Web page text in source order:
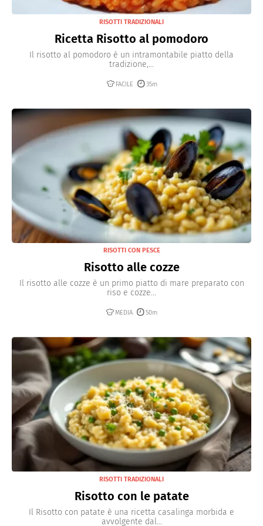
RISOTTI TRADIZIONALI
Ricetta Risotto al pomodoro
Il risotto al pomodoro è un intramontabile piatto della
tradizione,...
FACILE 35m
RISOTTI CON PESCE
Risotto alle cozze
Il risotto alle cozze è un primo piatto di mare preparato con
riso e cozze...
MEDIA 50m
RISOTTI TRADIZIONALI
Risotto con le patate
Il Risotto con patate è una ricetta casalinga morbida e
avvolgente dal...